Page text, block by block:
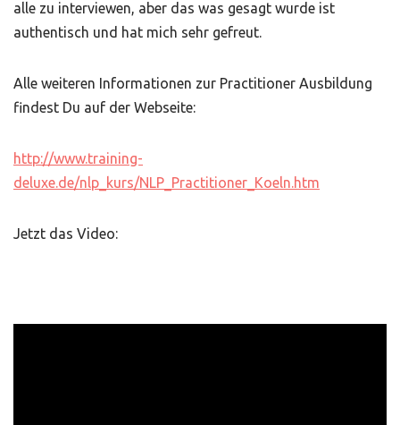
alle zu interviewen, aber das was gesagt wurde ist
authentisch und hat mich sehr gefreut.
Alle weiteren Informationen zur Practitioner Ausbildung
findest Du auf der Webseite:
http://www.training-
deluxe.de/nlp_kurs/NLP_Practitioner_Koeln.htm
Jetzt das Video: